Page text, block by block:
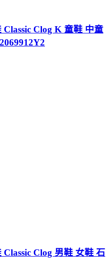
Classic Clog K 童鞋 中童
Clog 男鞋 女鞋 石